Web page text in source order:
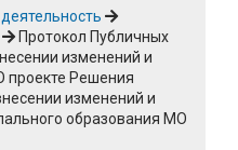
Протокол Публичных
изменений и
проекте Решения
изменений и
образования МО